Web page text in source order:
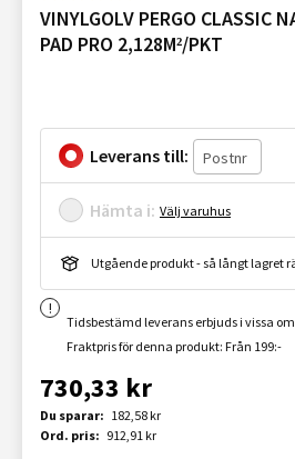
VINYLGOLV PERGO CLASSIC
PAD PRO 2,128M²/PKT
Leverans till:
Hämta i: Välj varuhus
Utgående produkt - så långt lagret
Tidsbestämd leverans erbjuds i vissa
Fraktpris för denna produkt: Från 199:-
730,33 kr
Du sparar: 182,58 kr
Ord. pris: 912,91 kr